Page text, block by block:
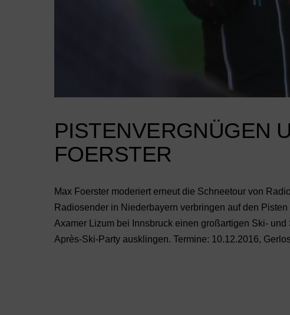
PISTENVERGNÜGEN
FOERSTER
Max Foerster moderiert erneut die Schneetour von
Radiosender in Niederbayern verbringen auf den
Axamer Lizum bei Innsbruck einen großartigen Ski-
Après-Ski-Party ausklingen. Termine: 10.12.2016,